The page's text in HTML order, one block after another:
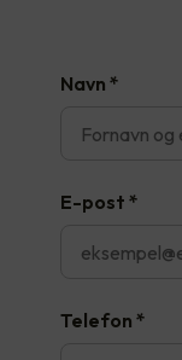
Navn *
E-post *
Telefon *